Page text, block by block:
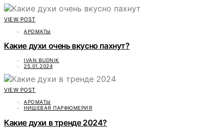
VIEW POST
АРОМАТЫ
Какие духи очень вкусно пахнут?
IVAN BUDNIK
25.01.2024
VIEW POST
АРОМАТЫ
НИШЕВАЯ ПАРФЮМЕРИЯ
Какие духи в тренде 2024?